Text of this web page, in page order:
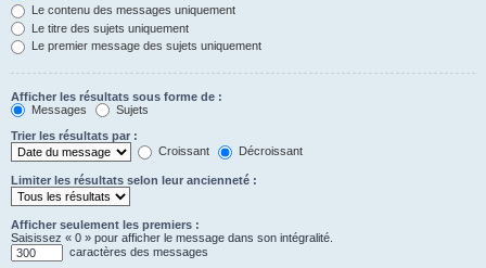
Le contenu des messages uniquement
Le titre des sujets uniquement
Le premier message des sujets uniquement
Afficher les résultats sous forme de :
Messages
Sujets
Trier les résultats par :
Croissant
Décroissant
Limiter les résultats selon leur ancienneté :
Afficher seulement les premiers :
Saisissez « 0 » pour afficher le message dans son intégralité.
caractères des messages